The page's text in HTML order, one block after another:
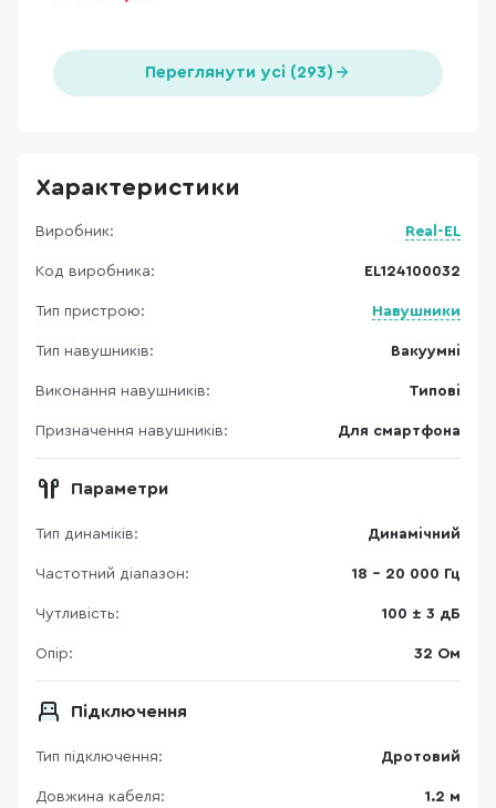
Переглянути усі (293)
Характеристики
Виробник: Real-EL
Код виробника: EL124100032
Тип пристрою: Навушники
Тип навушників: Вакуумні
Виконання навушників: Типові
Призначення навушників: Для смартфона
Параметри
Тип динаміків: Динамічний
Частотний діапазон: 18 – 20 000 Гц
Чутливість: 100 ± 3 дБ
Опір: 32 Ом
Підключення
Тип підключення: Дротовий
Довжина кабеля: 1.2 м